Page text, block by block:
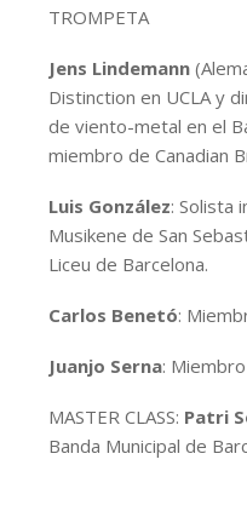
TROMPETA
Jens Lindemann
Distinction en UCLA y
de viento-metal en el
miembro de Canadian
Luis González: Solista
Musikene de San
Liceu de Barcelona.
Carlos Benetó:
Juanjo Serna:
MASTER CLASS: Patri
Banda Municipal de